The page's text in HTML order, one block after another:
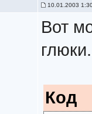
10.01.2003
Вот
Код